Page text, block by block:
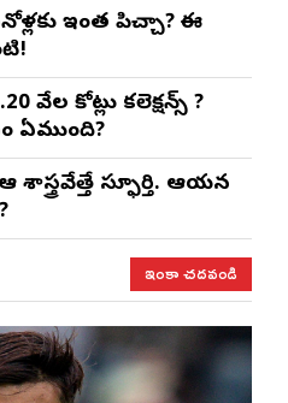
ఇంత పిచ్చా? ఈ
కోట్లు కలెక్షన్స్ ?
ఏముంది?
శాస్త్రవేత్తే స్ఫూర్తి. ఆయన
ఇంకా చదవండి